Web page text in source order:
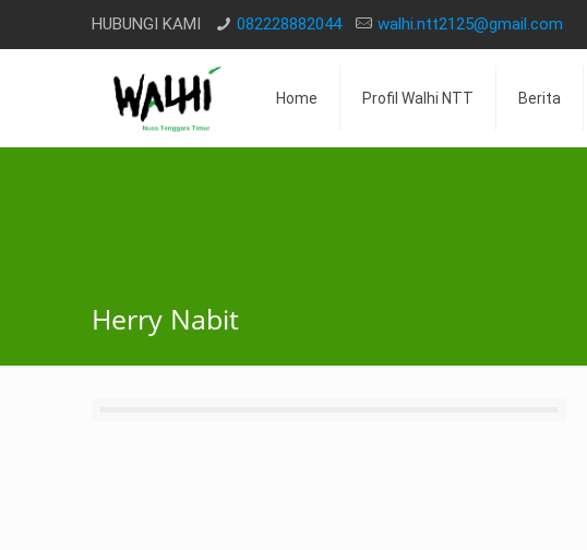
HUBUNGI KAMI 082228882044 walhi.ntt2125@gmail.com
Home Profil Walhi NTT Berita
Herry Nabit